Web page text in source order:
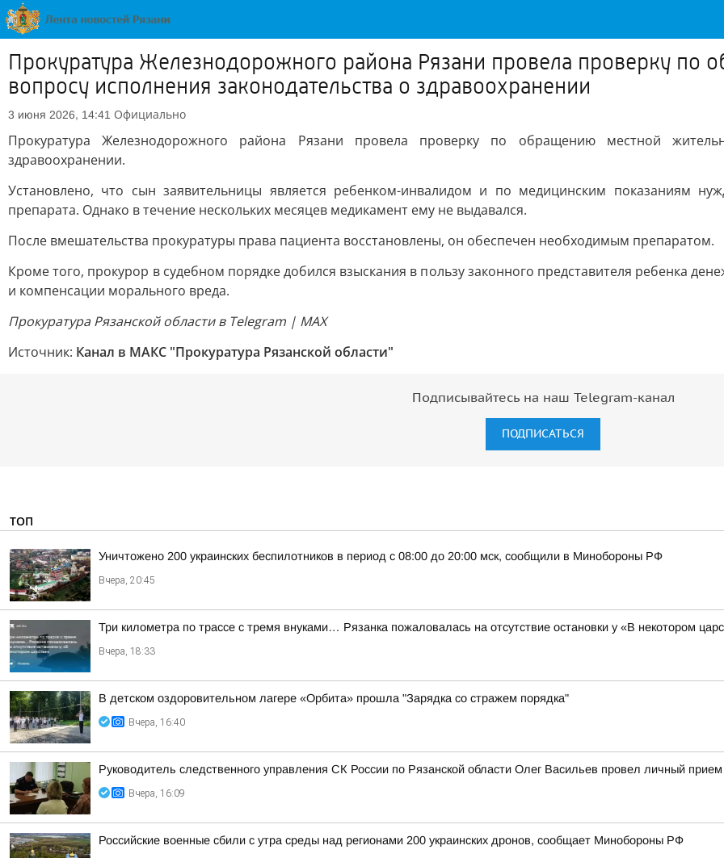
Прокуратура Железнодорожного района Рязани провела проверку
вопросу исполнения законодательства о здравоохранении
3 июня 2026, 14:41 Официально
Прокуратура Железнодорожного района Рязани провела проверку по обращению местной
здравоохранении.
Установлено, что сын заявительницы является ребенком-инвалидом и по медицинским показаниям
препарата. Однако в течение нескольких месяцев медикамент ему не выдавался.
После вмешательства прокуратуры права пациента восстановлены, он обеспечен необходимым препаратом.
Кроме того, прокурор в судебном порядке добился взыскания в пользу законного представителя ребенка
и компенсации морального вреда.
Прокуратура Рязанской области в Telegram | MAX
Источник: Канал в МАКС "Прокуратура Рязанской области"
Подписывайтесь на наш Telegram-канал
ПОДПИСАТЬСЯ
ТОП
Уничтожено 200 украинских беспилотников в период с 08:00 до 20:00 мск, сообщили в Минобороны РФ
Вчера, 20:45
Три километра по трассе с тремя внуками… Рязанка пожаловалась на отсутствие остановки у «В некотором
Вчера, 18:33
В детском оздоровительном лагере «Орбита» прошла "Зарядка со стражем порядка"
Вчера, 16:40
Руководитель следственного управления СК России по Рязанской области Олег Васильев провел личный
Вчера, 16:09
Российские военные сбили с утра среды над регионами 200 украинских дронов, сообщает Минобороны РФ